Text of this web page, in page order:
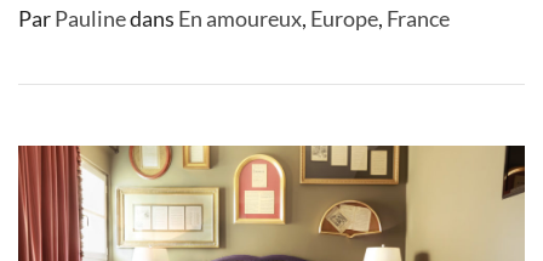
ParPaulinedans En amoureux, Europe, France